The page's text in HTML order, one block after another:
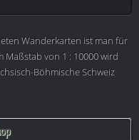
Wanderkarten ist man für
von 1 : 10000 wird
Böhmische Schweiz